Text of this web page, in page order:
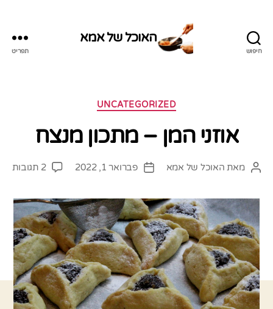
חיפוש
האוכל של אמא
תפריט
קטגוריות
UNCATEGORIZED
אוזני המן – מתכון מנצח
המחבר
מאת האוכל של אמא
תאריךפברואר 1, 2022 2 תגובות
על